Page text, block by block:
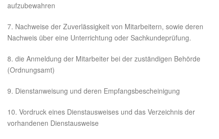
aufzubewahren
7. Nachweise der Zuverlässigkeit von Mitarbeitern, sowie deren
Nachweis über eine Unterrichtung oder Sachkundeprüfung.
8. die Anmeldung der Mitarbeiter bei der zuständigen Behörde
(Ordnungsamt)
9. Dienstanweisung und deren Empfangsbescheinigung
10. Vordruck eines Dienstausweises und das Verzeichnis der
vorhandenen Dienstausweise